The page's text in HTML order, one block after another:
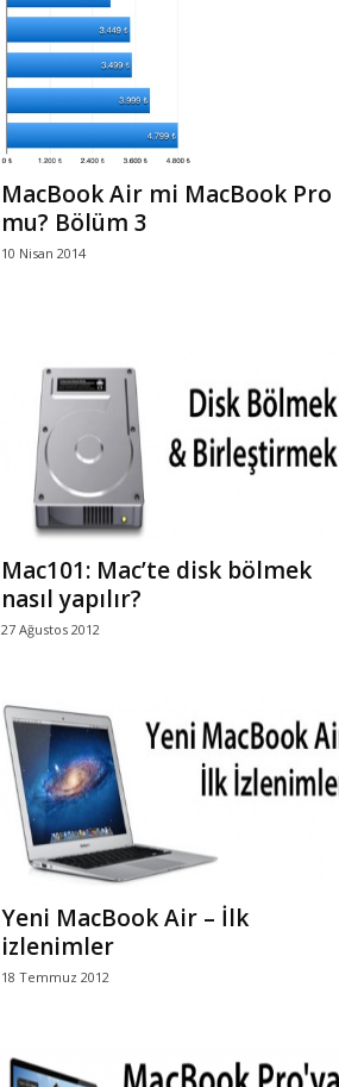
MacBook Air mi MacBook Pro
mu? Bölüm 3
10 Nisan 2014
Mac101: Mac’te disk bölmek
nasıl yapılır?
27 Ağustos 2012
Yeni MacBook Air – İlk
izlenimler
18 Temmuz 2012